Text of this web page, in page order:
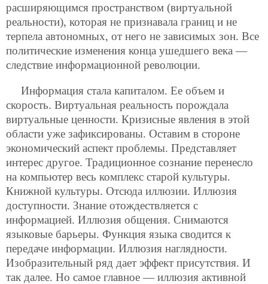
расширяющимся пространством (виртуальной
реальности), которая не признавала границ и не
терпела автономных, от него не зависимых зон. Все
политические изменения конца ушедшего века —
следствие информационной революции.
Информация стала капиталом. Ее объем и
скорость. Виртуальная реальность порождала
виртуальные ценности. Кризисные явления в этой
области уже зафиксированы. Оставим в стороне
экономический аспект проблемы. Представляет
интерес другое. Традиционное сознание перенесло
на компьютер весь комплекс старой культуры.
Книжной культуры. Отсюда иллюзии. Иллюзия
доступности. Знание отождествляется с
информацией. Иллюзия общения. Снимаются
языковые барьеры. Функция языка сводится к
передаче информации. Иллюзия наглядности.
Изобразительный ряд дает эффект присутствия. И
так далее. Но самое главное — иллюзия активной